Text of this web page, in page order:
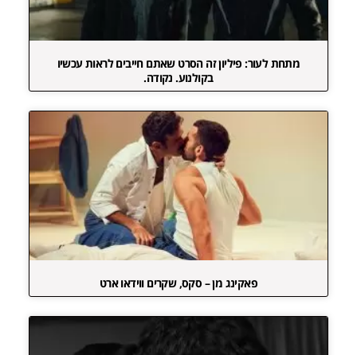
מתחת לעור: פיליון זה הסרט שאתם חייבים לראות עכשיו
בקולנוע. נקודה.
פאקינג מן – סקס, שקרים ווידאו ארט